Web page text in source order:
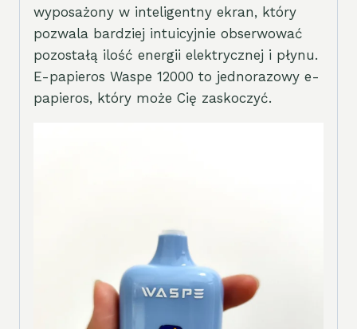
wyposażony w inteligentny ekran, który
pozwala bardziej intuicyjnie obserwować
pozostałą ilość energii elektrycznej i płynu.
E-papieros Waspe 12000 to jednorazowy e-
papieros, który może Cię zaskoczyć.